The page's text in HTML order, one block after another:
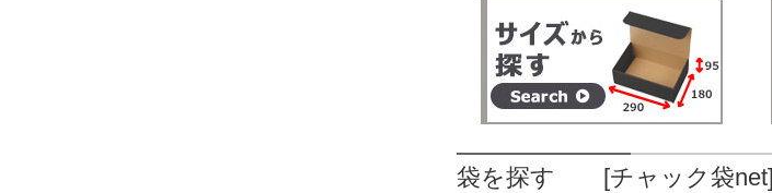
袋を探す [チャック袋net]